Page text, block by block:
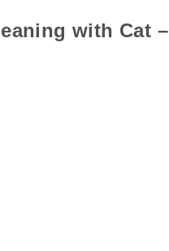
with Cat –